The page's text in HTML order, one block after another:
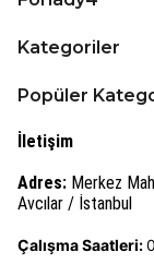
Kategoriler
Popüler
İletişim
Adres: Merkez
Avcılar / İstanbul
Çalışma Saatleri: